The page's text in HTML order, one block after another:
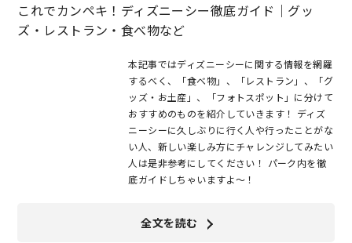
これでカンペキ！ディズニーシー徹底ガイド｜グッ
ズ・レストラン・食べ物など
本記事ではディズニーシーに関する情報を網羅
するべく、「食べ物」、「レストラン」、「グ
ッズ・お土産」、「フォトスポット」に分けて
おすすめのものを紹介していきます！ ディズ
ニーシーに久しぶりに行く人や行ったことがな
い人、新しい楽しみ方にチャレンジしてみたい
人は是非参考にしてください！ パーク内を徹
底ガイドしちゃいますよ～！
全文を読む